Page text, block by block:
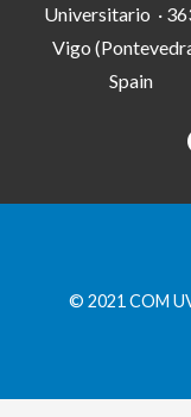
Universitario ·
Vigo
Spain
© 2021 COM